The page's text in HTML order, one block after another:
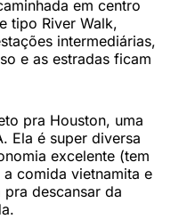
em centro
tipo River Walk,
intermediárias,
e as estradas ficam
pra Houston, uma
Ela é super diversa
excelente (tem
comida vietnamita e
descansar da